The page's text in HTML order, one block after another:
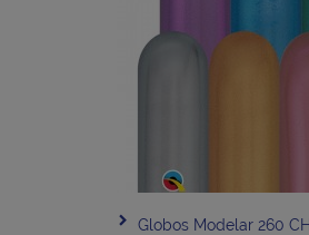
Globos Modelar 260